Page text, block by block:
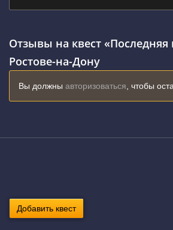
Отзывы на квест «Последняя
Ростове-на-Дону
Вы должны авторизоваться , чтобы
Добавить квест